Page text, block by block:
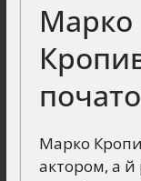
Марко
Марко
актором, а